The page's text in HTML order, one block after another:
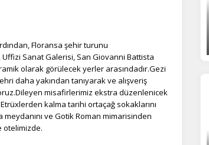
Floransa şehir turunu
Sanat Galerisi, San Giovanni Battista
olarak görülecek yerler arasındadır.Gezi
daha yakından tanıyarak ve alışveriş
misafirlerimiz ekstra düzenlenicek
kalma tarihi ortaçağ sokaklarını
ve Gotik Roman mimarisinden
otelimizde.